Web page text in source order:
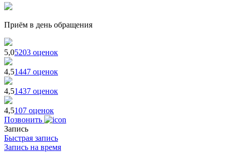
Приём в день обращения
5,05203 оценок
4,51447 оценок
4,51437 оценок
4,5107 оценок
Позвонить
Запись
Быстрая запись
Запись на время